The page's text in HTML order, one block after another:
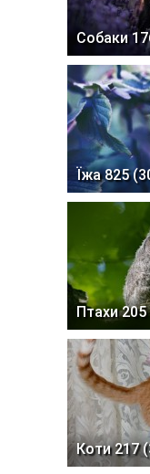
Собаки
Їжа 825
Птахи
Коти 217